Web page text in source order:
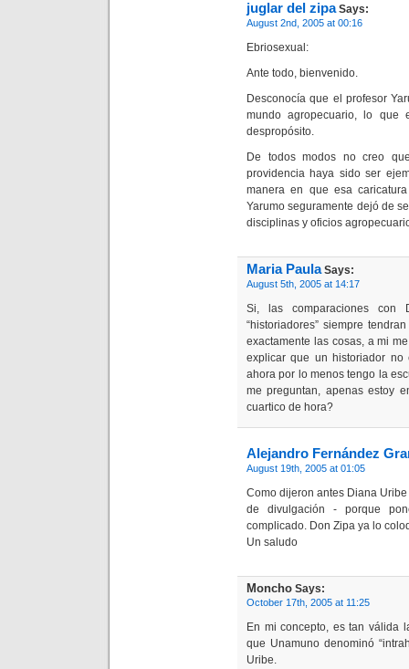
juglar del zipaSays:
August 2nd, 2005 at 00:16
Ebriosexual:
Ante todo, bienvenido.
Desconocía que el profesor
mundo agropecuario, lo que
despropósito.
De todos modos no creo
providencia haya sido ser
manera en que esa
Yarumo seguramente dejó de
disciplinas y oficios
Maria PaulaSays:
August 5th, 2005 at 14:17
Si, las comparaciones con
“historiadores” siempre
exactamente las cosas, a mi
explicar que un historiador
ahora por lo menos tengo la
me preguntan, apenas estoy
cuartico de hora?
Alejandro Fernández
August 19th, 2005 at 01:05
Como dijeron antes Diana
de divulgación - porque
complicado. Don Zipa ya lo
Un saludo
Moncho Says:
October 17th, 2005 at 11:25
En mi concepto, es tan válida
que Unamuno denominó
Uribe.